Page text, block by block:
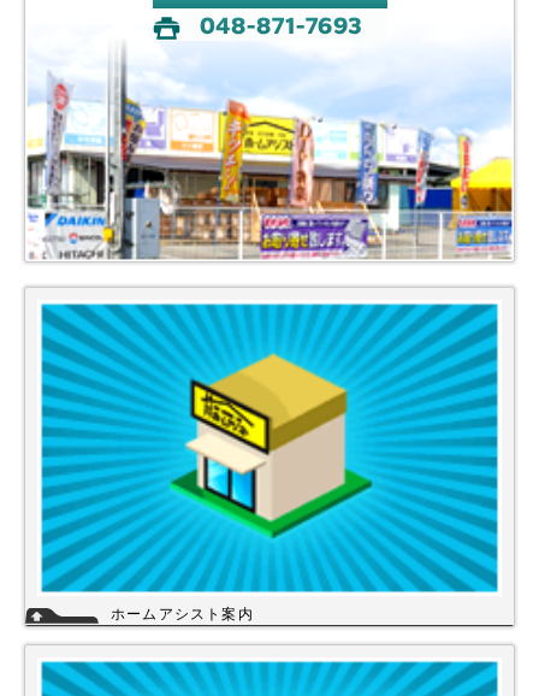
ホームアシスト案内
ホームアシストからお客様のご注文頂いた住宅設備機器は品質管理され発
送させて頂いております。